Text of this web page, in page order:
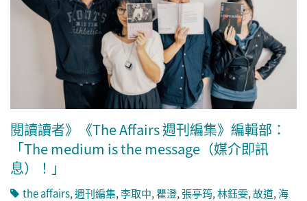
閱讀讀者》《The Affairs 週刊編集》編輯部：
「The medium is the message（媒介即訊
息）！」
the affairs,週刊編集,李取中,瞿澄, 張亭筠,林鈺雯,故道, 海